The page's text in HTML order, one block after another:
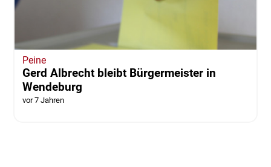
Peine
Gerd Albrecht bleibt Bürgermeister in
Wendeburg
vor 7 Jahren